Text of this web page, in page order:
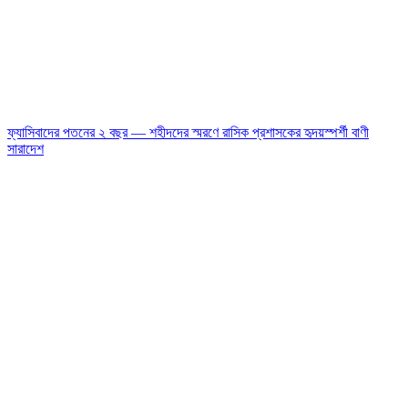
ফ্যাসিবাদের পতনের ২ বছর — শহীদদের স্মরণে রাসিক প্রশাসকের হৃদয়স্পর্শী বাণী
সারাদেশ